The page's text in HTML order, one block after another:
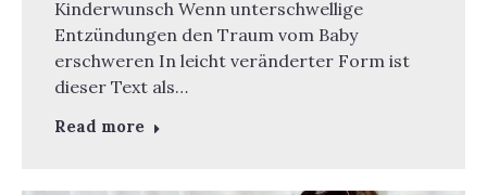
Kinderwunsch Wenn unterschwellige
Entzündungen den Traum vom Baby
erschweren In leicht veränderter Form ist
dieser Text als…
Read more